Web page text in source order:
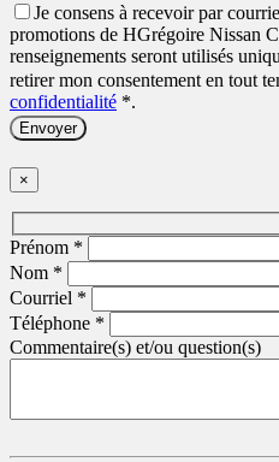
Je consens à recevoir par
promotions de HGrégoire Nissan
renseignements seront utilisés
retirer mon consentement en tout
confidentialité *.
×
Prénom *
Nom *
Courriel *
Téléphone *
Commentaire(s) et/ou question(s)